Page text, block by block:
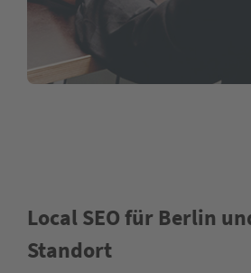
Local SEO für Berlin
Standort